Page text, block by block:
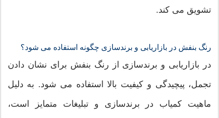
تشویق می کند.
رنگ بنفش در بازاریابی و برندسازی چگونه استفاده می شود؟
در بازاریابی و برندسازی از رنگ بنفش برای نشان دادن
تجمل، پیچیدگی و کیفیت بالا استفاده می شود. به دلیل
ماهیت کمیاب در برندسازی و تبلیغات متمایز است،